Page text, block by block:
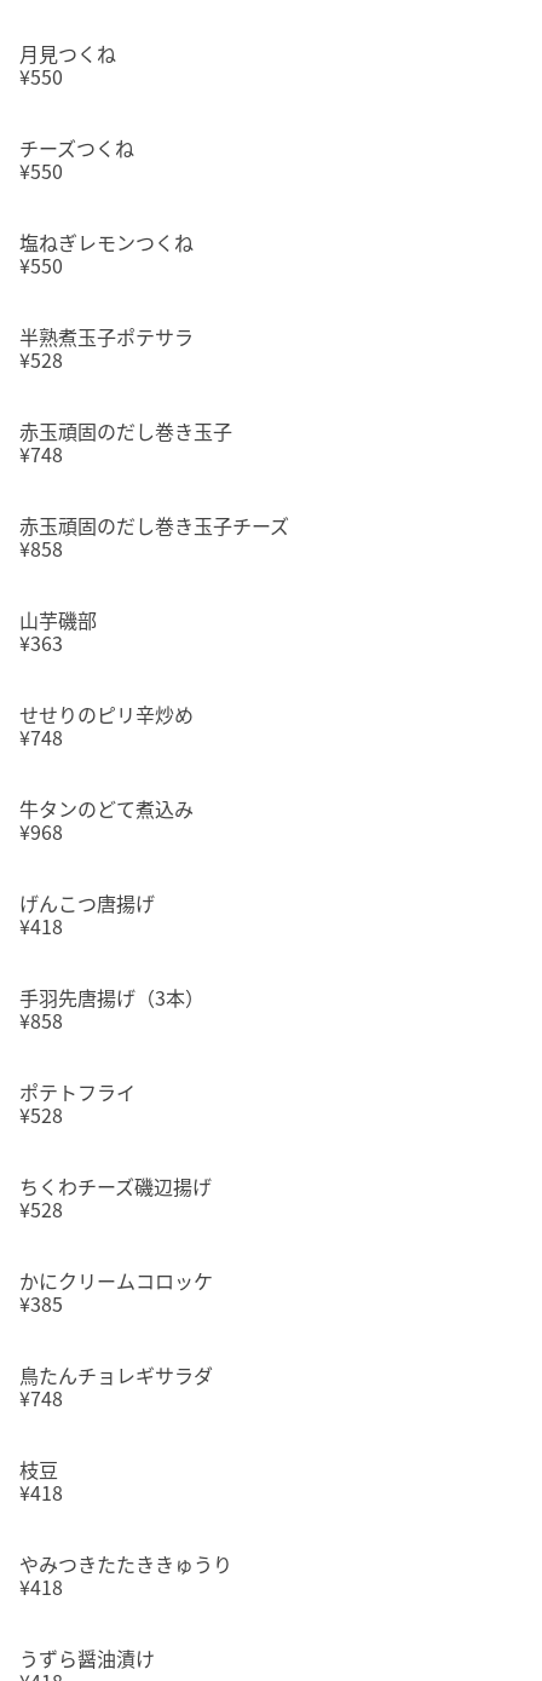
月見つくね
¥550
チーズつくね
¥550
塩ねぎレモンつくね
¥550
半熟煮玉子ポテサラ
¥528
赤玉頑固のだし巻き玉子
¥748
赤玉頑固のだし巻き玉子チーズ
¥858
山芋磯部
¥363
せせりのピリ辛炒め
¥748
牛タンのどて煮込み
¥968
げんこつ唐揚げ
¥418
手羽先唐揚げ（3本）
¥858
ポテトフライ
¥528
ちくわチーズ磯辺揚げ
¥528
かにクリームコロッケ
¥385
鳥たんチョレギサラダ
¥748
枝豆
¥418
やみつきたたききゅうり
¥418
うずら醤油漬け